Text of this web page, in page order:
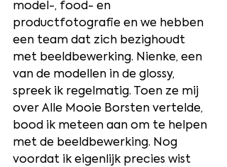
model-, food- en
productfotografie en we hebben
een team dat zich bezighoudt
met beeldbewerking. Nienke, een
van de modellen in de glossy,
spreek ik regelmatig. Toen ze mij
over Alle Mooie Borsten vertelde,
bood ik meteen aan om te helpen
met de beeldbewerking. Nog
voordat ik eigenlijk precies wist